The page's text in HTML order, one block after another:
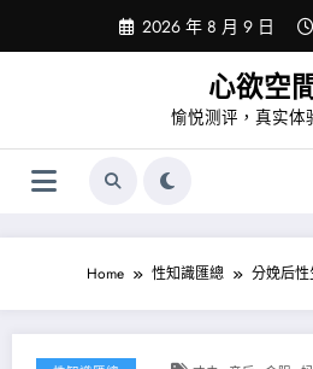
content
2026 年 8 月 9 日
心欲空
愉悦测评，真实体
Home 性知識匯總 分娩后性